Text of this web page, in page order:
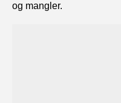
og mangler.